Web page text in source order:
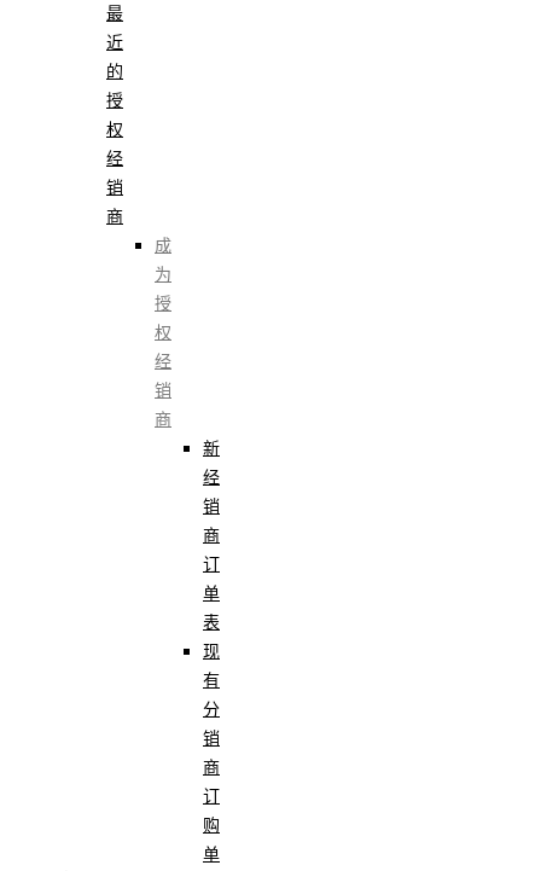
最
近
的
授
权
经
销
商
成
为
授
权
经
销
商
新
经
销
商
订
单
表
现
有
分
销
商
订
购
单